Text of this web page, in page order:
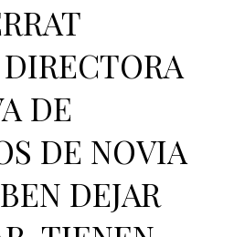
DE
DE NOVIA
DEJAR